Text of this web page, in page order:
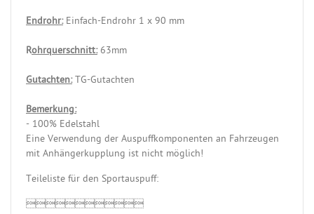
Endrohr:Einfach-Endrohr 1 x 90 mm
Rohrquerschnitt:63mm
Gutachten:TG-Gutachten
Bemerkung:
- 100% Edelstahl
Eine Verwendung der Auspuffkomponenten an Fahrzeugen
mit Anhängerkupplung ist nicht möglich!
Teileliste für den Sportauspuff:
